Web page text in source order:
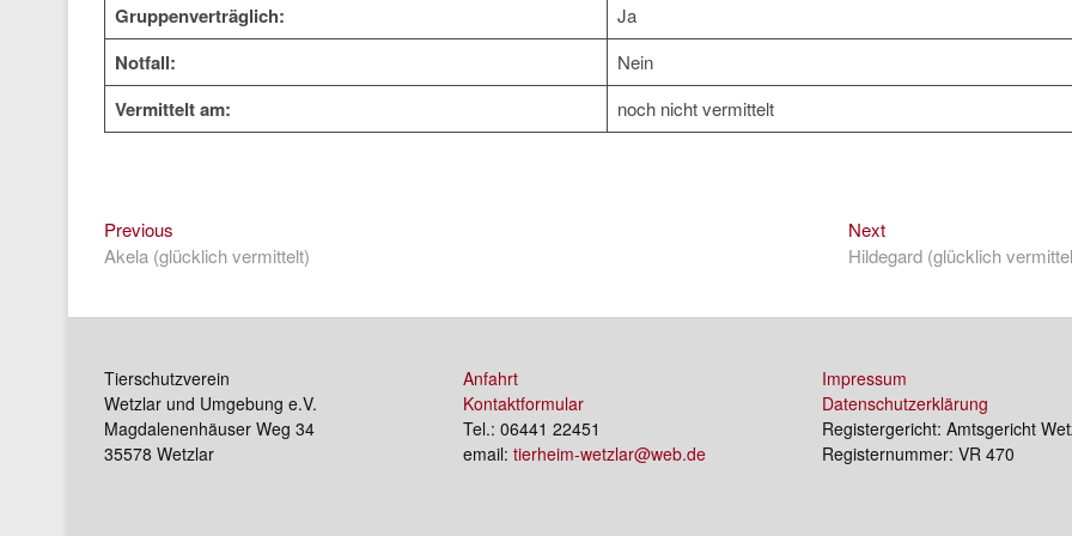
Gruppenverträglich: Ja
Notfall: Nein
Vermittelt am: noch nicht vermittelt
Beitragsnavigation
Previous
post:
Akela (glücklich vermittelt)
NextNext
post:
Hildegard (glücklich
Tierschutzverein
Wetzlar und Umgebung e.V.
Magdalenenhäuser Weg 34
35578 Wetzlar
Anfahrt
Kontaktformular
Tel.: 06441 22451
email: tierheim-wetzlar@web.de
Impressum
Datenschutzerklärung
Registergericht: Amtsgericht
Registernummer: VR 470